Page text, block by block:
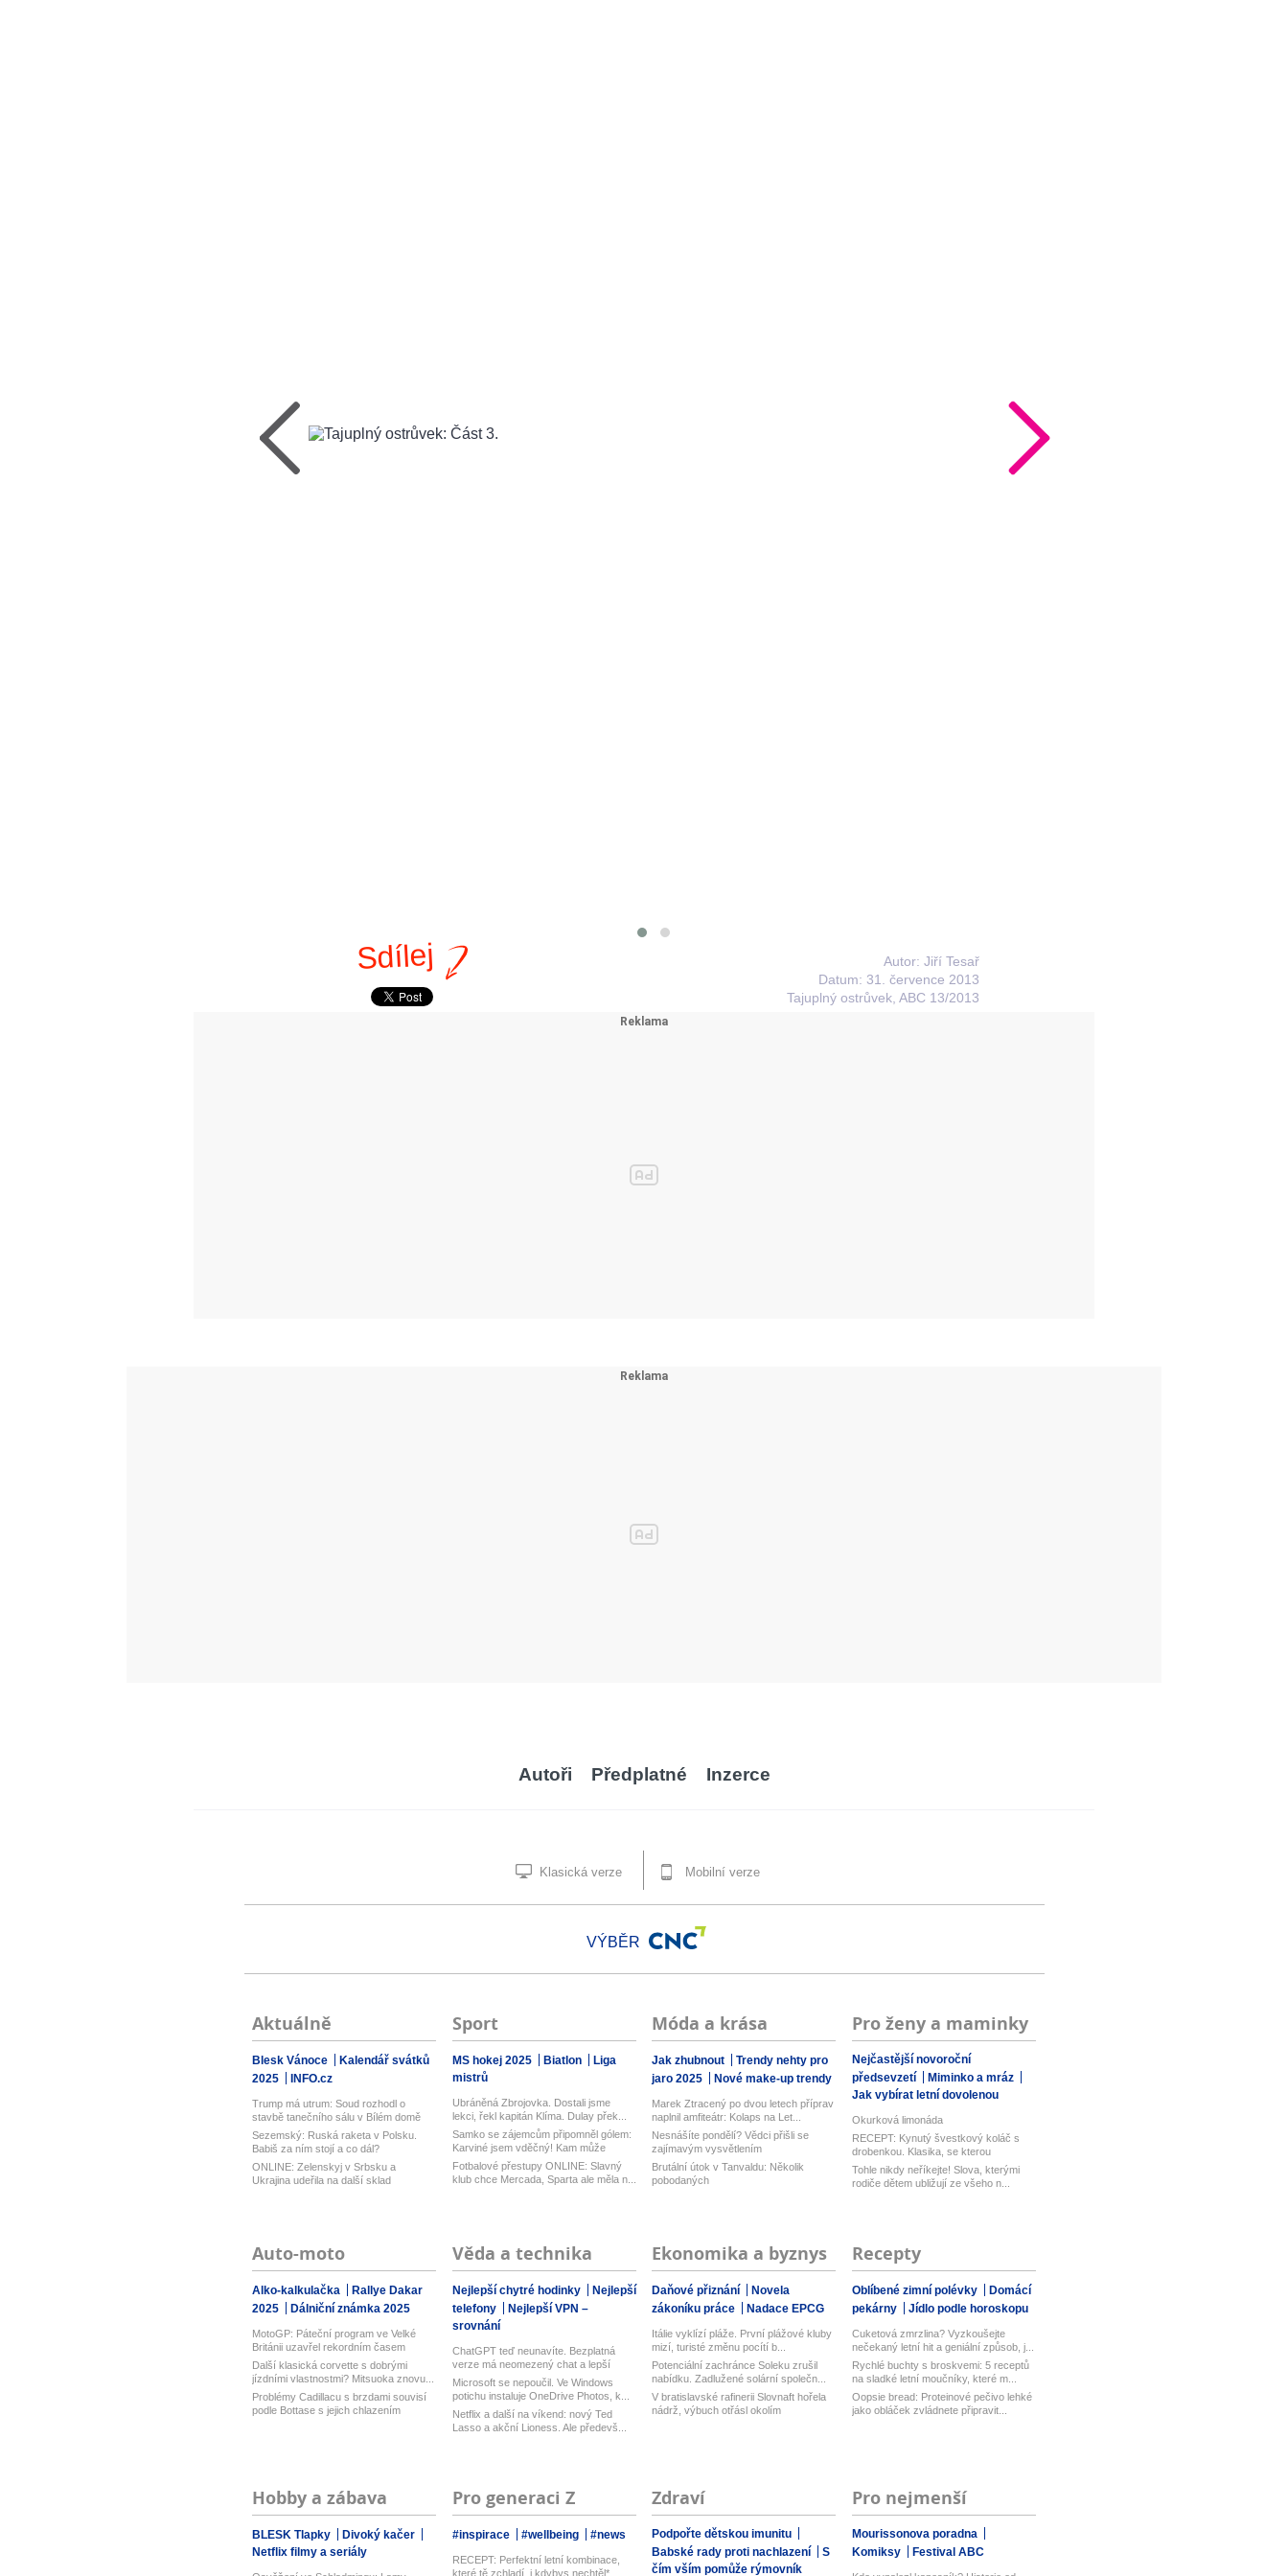
Sdílej
Autor: Jiří Tesař
Datum: 31. července 2013
Tajuplný ostrůvek, ABC 13/2013
Autoři Předplatné Inzerce
Klasická verze Mobilní verze
VÝBĚR
Aktuálně
Blesk Vánoce
Kalendář svátků
2025
INFO.cz
Trump má utrum: Soud rozhodl o
stavbě tanečního sálu v Bílém domě
Sezemský: Ruská raketa v Polsku.
Babiš za ním stojí a co dál?
ONLINE: Zelenskyj v Srbsku a
Ukrajina udeřila na další sklad
Sport
MS hokej 2025 Biatlon
Liga
mistrů
Ubráněná Zbrojovka. Dostali jsme
lekci, řekl kapitán Klíma. Dulay přek...
Samko se zájemcům připomněl gólem:
Karviné jsem vděčný! Kam může
odejí...
Fotbalové přestupy ONLINE: Slavný
klub chce Mercada, Sparta ale měla n...
Móda a krása
Jak zhubnout
Trendy nehty pro
jaro 2025
Nové make-up trendy
Marek Ztracený po dvou letech příprav
naplnil amfiteátr: Kolaps na Let...
Nesnášíte pondělí? Vědci přišli se
zajímavým vysvětlením
Brutální útok v Tanvaldu: Několik
pobodaných
Pro ženy a maminky
Nejčastější novoroční
předsevzetí
Miminko a mráz
Jak vybírat letní dovolenou
Okurková limonáda
RECEPT: Kynutý švestkový koláč s
drobenkou. Klasika, se kterou
zaboduj...
Tohle nikdy neříkejte! Slova, kterými
rodiče dětem ubližují ze všeho n...
Auto-moto
Alko-kalkulačka
Rallye Dakar
2025
Dálniční známka 2025
MotoGP: Páteční program ve Velké
Británii uzavřel rekordním časem
Bezz...
Další klasická corvette s dobrými
jízdními vlastnostmi? Mitsuoka znovu...
Problémy Cadillacu s brzdami souvisí
podle Bottase s jejich chlazením
Věda a technika
Nejlepší chytré hodinky
Nejlepší
telefony
Nejlepší VPN –
srovnání
ChatGPT teď neunavíte. Bezplatná
verze má neomezený chat a lepší
model...
Microsoft se nepoučil. Ve Windows
potichu instaluje OneDrive Photos, k...
Netflix a další na víkend: nový Ted
Lasso a akční Lioness. Ale předevš...
Ekonomika a byznys
Daňové přiznání
Novela
zákoníku práce
Nadace EPCG
Itálie vyklízí pláže. První plážové kluby
mizí, turisté změnu pocítí b...
Potenciální zachránce Soleku zrušil
nabídku. Zadlužené solární společn...
V bratislavské rafinerii Slovnaft hořela
nádrž, výbuch otřásl okolím
Recepty
Oblíbené zimní polévky
Domácí
pekárny
Jídlo podle horoskopu
Cuketová zmrzlina? Vyzkoušejte
nečekaný letní hit a geniální způsob, j...
Rychlé buchty s broskvemi: 5 receptů
na sladké letní moučníky, které m...
Oopsie bread: Proteinové pečivo lehké
jako obláček zvládnete připravit...
Hobby a zábava
BLESK Tlapky
Divoký kačer
Netflix filmy a seriály
Pro generaci Z
#inspirace #wellbeing #news
RECEPT: Perfektní letní kombinace,
které tě zchladí, i kdybys nechtěl*...
Zdraví
Podpořte dětskou imunitu
Babské rady proti nachlazení
S
čím vším pomůže rýmovník
Pro nejmenší
Mourissonova poradna
Komiksy
Festival ABC